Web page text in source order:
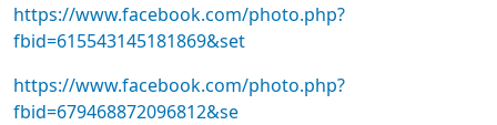
https://www.facebook.com/photo.php?
fbid=615543145181869&set
https://www.facebook.com/photo.php?
fbid=679468872096812&se